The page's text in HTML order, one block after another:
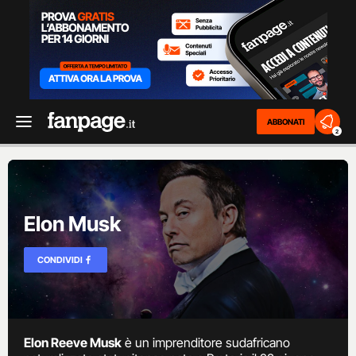
ABBONATI
2
Elon Musk
CONDIVIDI
Elon Reeve Musk è un imprenditore sudafricano